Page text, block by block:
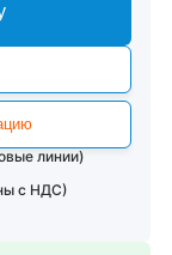
линии)
с НДС)